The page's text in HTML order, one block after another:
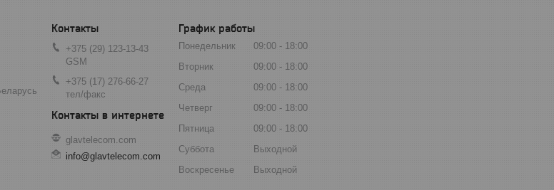
+375 (29) 123-13-43
GSM
+375 (17) 276-66-27
тел/факс
glavtelecom.com
info@glavtelecom.com
График работы
Понедельник 09:00
18:00
Вторник
09:00
18:00
Среда
09:00
18:00
Четверг
09:00
18:00
Пятница
09:00
18:00
Суббота
Выходной
Воскресенье
Выходной